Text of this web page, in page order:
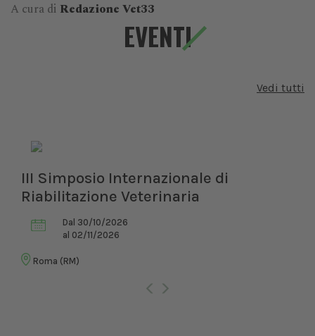
A cura di Redazione Vet33
EVENTI
Vedi tutti
III Simposio Internazionale di
Riabilitazione Veterinaria
Dal 30/10/2026
al 02/11/2026
Roma (RM)